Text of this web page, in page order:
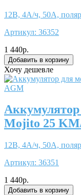
12В, 4А/ч, 50А,
Артикул: 36352
1 440р.
Хочу дешевле
Mojito 25
12В, 4А/ч, 50А,
Артикул: 36351
1 440р.